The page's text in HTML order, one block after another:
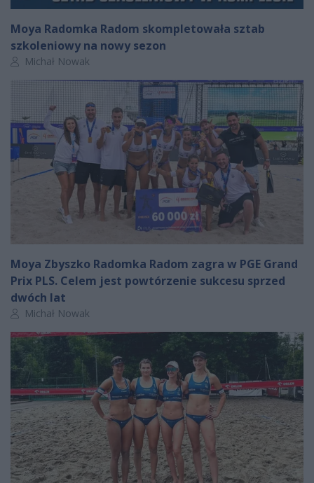
Moya Radomka Radom skompletowała sztab
szkoleniowy na nowy sezon
Autor artykułu:
Michał Nowak
Moya Zbyszko Radomka Radom zagra w PGE Grand
Prix PLS. Celem jest powtórzenie sukcesu sprzed
dwóch lat
Autor artykułu:
Michał Nowak